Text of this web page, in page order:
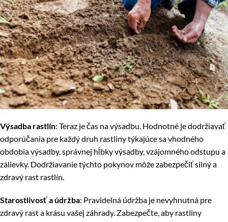
Výsadba rastlín: Teraz je čas na výsadbu. Hodnotné je dodržiavať
odporúčania pre každý druh rastliny týkajúce sa vhodného
obdobia výsadby, správnej hĺbky výsadby, vzájomného odstupu a
zálievky. Dodržiavanie týchto pokynov môže zabezpečiť silný a
zdravý rast rastlín.
Starostlivosť a údržba: Pravidelná údržba je nevyhnutná pre
zdravý rast a krásu vašej záhrady. Zabezpečte, aby rastliny